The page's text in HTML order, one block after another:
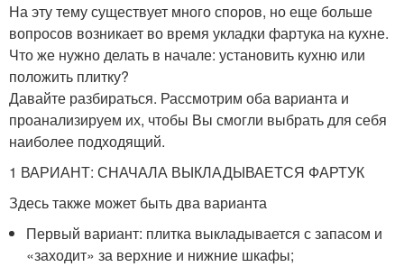
На эту тему существует много споров, но еще больше
вопросов возникает во время укладки фартука на кухне.
Что же нужно делать в начале: установить кухню или
положить плитку?
Давайте разбираться. Рассмотрим оба варианта и
проанализируем их, чтобы Вы смогли выбрать для себя
наиболее подходящий.
1 ВАРИАНТ: СНАЧАЛА ВЫКЛАДЫВАЕТСЯ ФАРТУК
Здесь также может быть два варианта
Первый вариант: плитка выкладывается с запасом и
«заходит» за верхние и нижние шкафы;